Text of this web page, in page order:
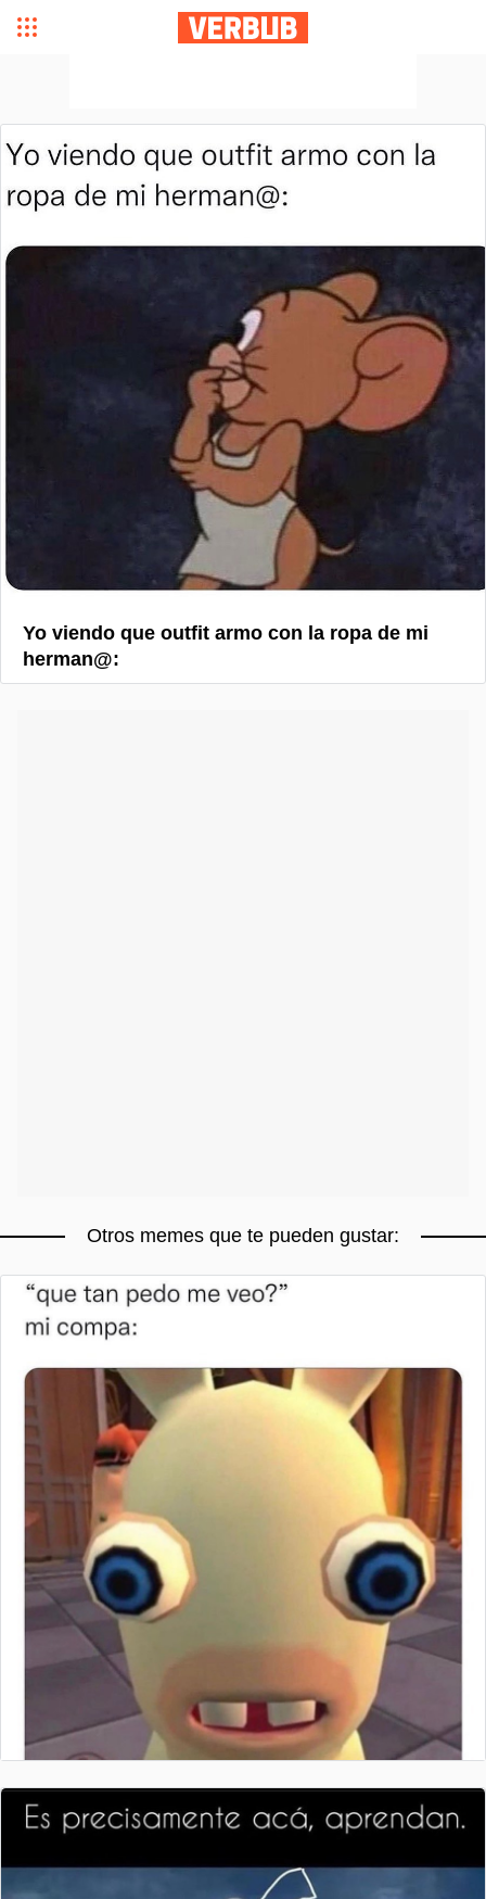
Yo viendo que outfit armo con la ropa de mi
herman@:
Otros memes que te pueden gustar: